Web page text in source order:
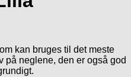
kan bruges til det meste
på neglene, den er også god